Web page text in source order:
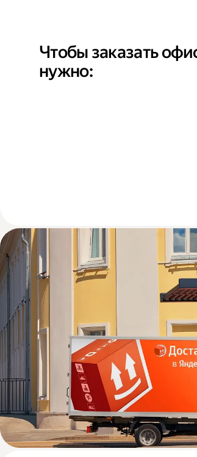
Чтобы заказать
нужно: